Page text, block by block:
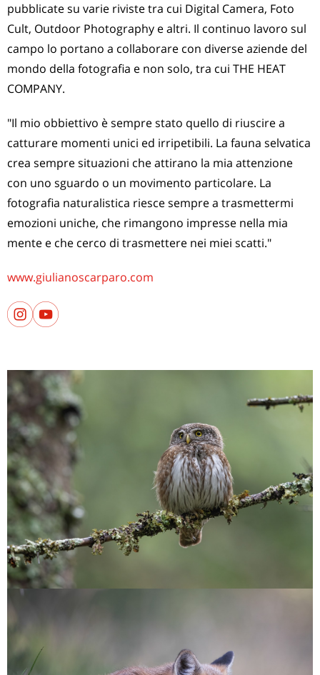
pubblicate su varie riviste tra cui Digital Camera, Foto
Cult, Outdoor Photography e altri. Il continuo lavoro sul
campo lo portano a collaborare con diverse aziende del
mondo della fotografia e non solo, tra cui THE HEAT
COMPANY.
"Il mio obbiettivo è sempre stato quello di riuscire a
catturare momenti unici ed irripetibili. La fauna selvatica
crea sempre situazioni che attirano la mia attenzione
con uno sguardo o un movimento particolare. La
fotografia naturalistica riesce sempre a trasmettermi
emozioni uniche, che rimangono impresse nella mia
mente e che cerco di trasmettere nei miei scatti."
www.giulianoscarparo.com